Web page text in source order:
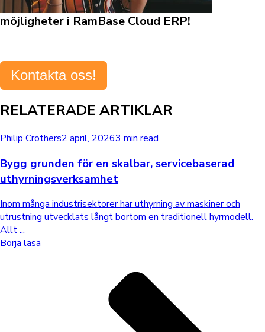
möjligheter i RamBase Cloud ERP!
Kontakta oss!
RELATERADE ARTIKLAR
Philip Crothers2 april, 20263 min read
Bygg grunden för en skalbar, servicebaserad
uthyrningsverksamhet
Inom många industrisektorer har uthyrning av maskiner och
utrustning utvecklats långt bortom en traditionell hyrmodell.
Allt ...
Börja läsa